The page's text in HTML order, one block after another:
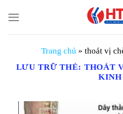
đến
nội
Trang chủ » thoát vị
LƯU TRỮ THẺ: THOÁT
KINH